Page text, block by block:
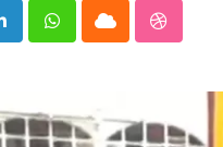
WhatsappCloud